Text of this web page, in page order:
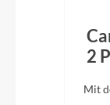
2
Mit